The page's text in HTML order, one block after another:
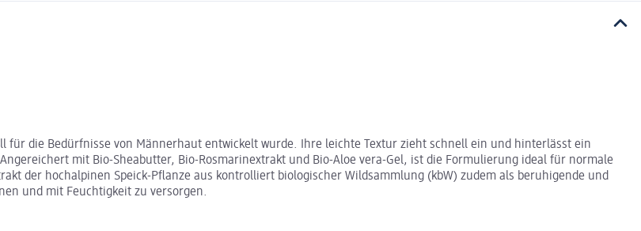
für die Bedürfnisse von Männerhaut entwickelt wurde. Ihre leichte Textur zieht schnell ein und hinterlässt ein
mit Bio-Sheabutter, Bio-Rosmarinextrakt und Bio-Aloe vera-Gel, ist die Formulierung ideal für normale
der hochalpinen Speick-Pflanze aus kontrolliert biologischer Wildsammlung (kbW) zudem als beruhigende und
und mit Feuchtigkeit zu versorgen.